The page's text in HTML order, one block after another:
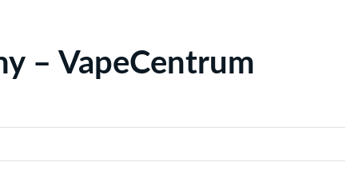
– VapeCentrum